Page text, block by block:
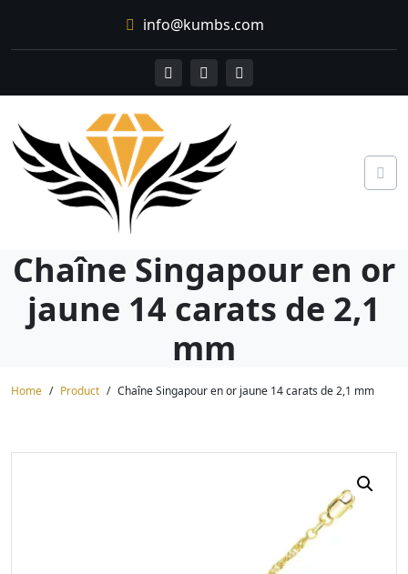
content
info@kumbs.com
Chaîne Singapour en or
jaune 14 carats de 2,1
mm
Home Product Chaîne Singapour en or jaune 14 carats de 2,1 mm